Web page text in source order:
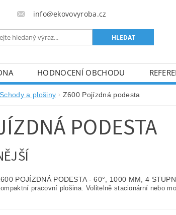
info@ekovovyroba.cz
HODNOCENÍ OBCHODU
Schody a plošiny Z600 Pojízdná podesta
PODESTA
POJÍZDNÁ PODESTA - 60°, 1000 MM, 4
pracovní plošina. Volitelně stacionární nebo